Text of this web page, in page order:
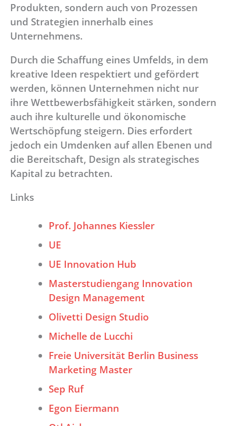
Produkten, sondern auch von Prozessen
und Strategien innerhalb eines
Unternehmens.
Durch die Schaffung eines Umfelds, in dem
kreative Ideen respektiert und gefördert
werden, können Unternehmen nicht nur
ihre Wettbewerbsfähigkeit stärken, sondern
auch ihre kulturelle und ökonomische
Wertschöpfung steigern. Dies erfordert
jedoch ein Umdenken auf allen Ebenen und
die Bereitschaft, Design als strategisches
Kapital zu betrachten.
Links
Prof. Johannes Kiessler
UE
UE Innovation Hub
Masterstudiengang Innovation
Design Management
Olivetti Design Studio
Michelle de Lucchi
Freie Universität Berlin Business
Marketing Master
Sep Ruf
Egon Eiermann